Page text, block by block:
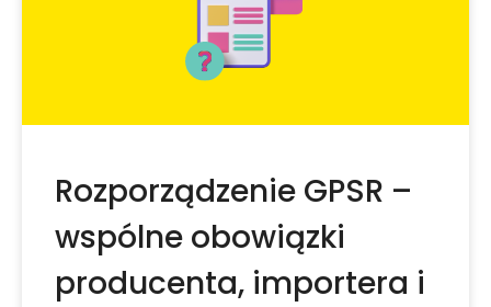
Rozporządzenie GPSR –
wspólne obowiązki
producenta, importera i